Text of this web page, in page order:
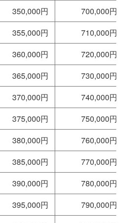
350,000円
700,000円
355,000円
710,000円
360,000円
720,000円
365,000円
730,000円
370,000円
740,000円
375,000円
750,000円
380,000円
760,000円
385,000円
770,000円
390,000円
780,000円
395,000円
790,000円